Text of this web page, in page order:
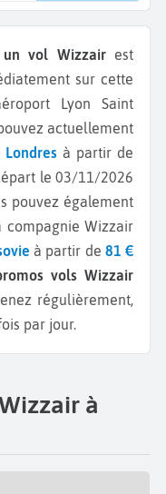
vol Wizzairest
sur cette
Lyon Saint
actuellement
Londres à partir de
le 03/11/2026
pouvez également
compagnie Wizzair
à partir de 81 €
vols Wizzair
régulièrement,
par jour.
à